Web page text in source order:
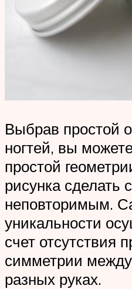
Выбрав простой
ногтей, вы
простой
рисунка сделать
неповторимым.
уникальности
счет отсутствия
симметрии
разных руках.